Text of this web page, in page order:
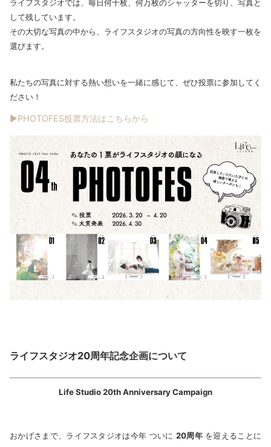
ライフスタジオでは、毎日何千枚、何万枚のシャッターを切り、写真と
して残しています。
その大切な写真の中から、ライフスタジオの写真の方向性を映す一枚を
選びます。
私たちの写真に対する熱い想いを一緒に感じて、ぜひ投票に参加してく
ださい！
▶PHOTOFES投票方法はこちらから
ライフスタジオ20周年記念企画について
Life Studio 20th Anniversary Campaign
おかげさまで、ライフスタジオは今年 ついに 20周年を迎えることに